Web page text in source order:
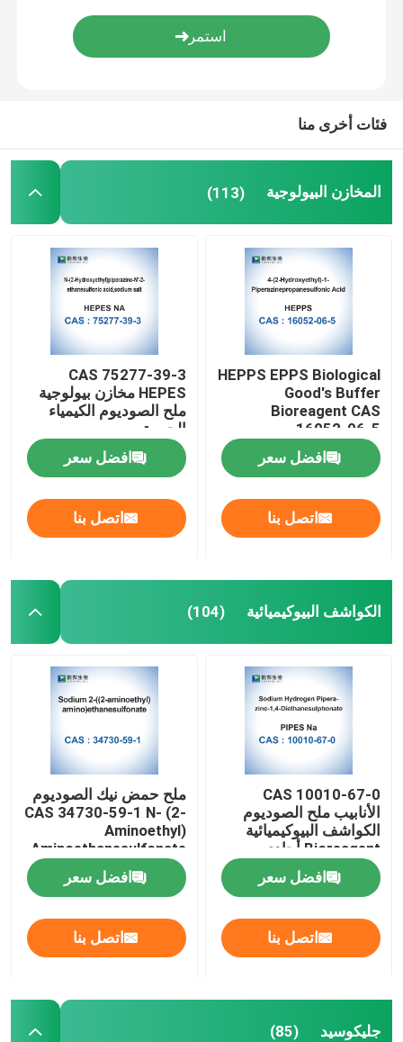
فئات أخرى منا
المخازن البيولوجية (113)
HEPPS EPPS Biological
Good's Buffer
Bioreagent CAS
16052-06-5
افضل سعر
اتصل بنا
CAS 75277-39-3
HEPES مخازن بيولوجية
ملح الصوديوم الكيمياء
الحيوية
افضل سعر
اتصل بنا
الكواشف البيوكيميائية (104)
CAS 10010-67-0
الأنابيب ملح الصوديوم
الكواشف البيوكيميائية
Bioreagent أحادي
الصوديوم
افضل سعر
اتصل بنا
ملح حمض نيك الصوديوم
CAS 34730-59-1 N- (2-
Aminoethyl)
Aminoethanesulfonate
افضل سعر
اتصل بنا
جليكوسيد (85)